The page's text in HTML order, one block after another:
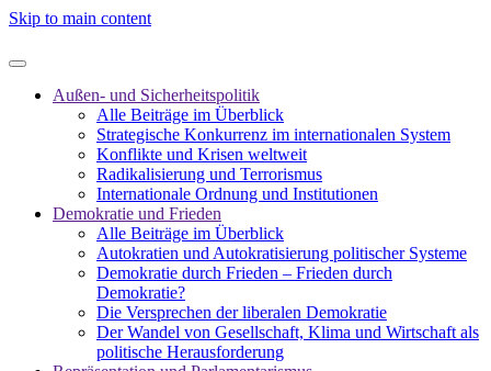
Skip to main content
Außen- und Sicherheitspolitik
Alle Beiträge im Überblick
Strategische Konkurrenz im internationalen System
Konflikte und Krisen weltweit
Radikalisierung und Terrorismus
Internationale Ordnung und Institutionen
Demokratie und Frieden
Alle Beiträge im Überblick
Autokratien und Autokratisierung politischer Systeme
Demokratie durch Frieden – Frieden durch
Demokratie?
Die Versprechen der liberalen Demokratie
Der Wandel von Gesellschaft, Klima und Wirtschaft als
politische Herausforderung